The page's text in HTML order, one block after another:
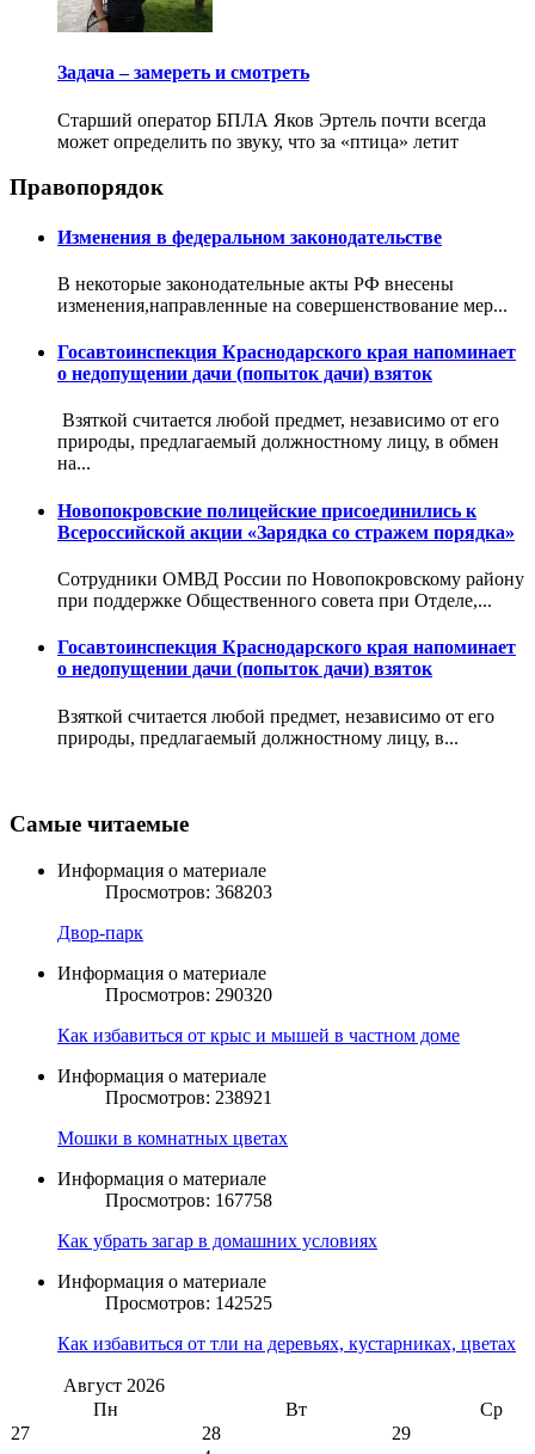
Задача – замереть и смотреть
Старший оператор БПЛА Яков Эртель почти всегда
может определить по звуку, что за «птица» летит
Правопорядок
Изменения в федеральном законодательстве
В некоторые законодательные акты РФ внесены
изменения,направленные на совершенствование мер...
Госавтоинспекция Краснодарского края напоминает
о недопущении дачи (попыток дачи) взяток
Взяткой считается любой предмет, независимо от его
природы, предлагаемый должностному лицу, в обмен
на...
Новопокровские полицейские присоединились к
Всероссийской акции «Зарядка со стражем порядка»
Сотрудники ОМВД России по Новопокровскому району
при поддержке Общественного совета при Отделе,...
Госавтоинспекция Краснодарского края напоминает
о недопущении дачи (попыток дачи) взяток
Взяткой считается любой предмет, независимо от его
природы, предлагаемый должностному лицу, в...
Самые читаемые
Информация о материале
Просмотров: 368203
Двор-парк
Информация о материале
Просмотров: 290320
Как избавиться от крыс и мышей в частном доме
Информация о материале
Просмотров: 238921
Мошки в комнатных цветах
Информация о материале
Просмотров: 167758
Как убрать загар в домашних условиях
Информация о материале
Просмотров: 142525
Как избавиться от тли на деревьях, кустарниках, цветах
Август 2026
Пн
Вт
Ср
27
28
29